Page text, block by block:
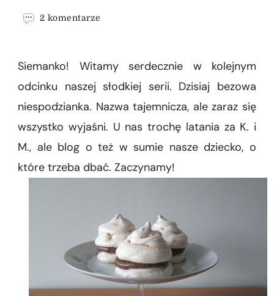
2 komentarze
Siemanko! Witamy serdecznie w kolejnym
odcinku naszej słodkiej serii. Dzisiaj bezowa
niespodzianka. Nazwa tajemnicza, ale zaraz się
wszystko wyjaśni. U nas trochę latania za K. i
M., ale blog o też w sumie nasze dziecko, o
które trzeba dbać. Zaczynamy!